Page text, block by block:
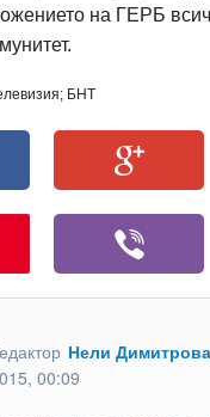
на ГЕРБ
БНТ
Нели Димитрова
00:09